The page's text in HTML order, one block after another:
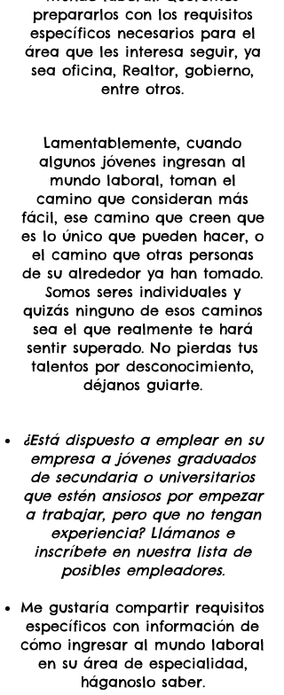
prepararlos con los requisitos
específicos necesarios para el
área que les interesa seguir, ya
sea oficina, Realtor, gobierno,
entre otros.
Lamentablemente, cuando
algunos jóvenes ingresan al
mundo laboral, toman el
camino que consideran más
fácil, ese camino que creen que
es lo único que pueden hacer, o
el camino que otras personas
de su alrededor ya han tomado.
Somos seres individuales y
quizás ninguno de esos caminos
sea el que realmente te hará
sentir superado. No pierdas tus
talentos por desconocimiento,
déjanos guiarte.
¿Está dispuesto a emplear en su
empresa a jóvenes graduados
de secundaria o universitarios
que estén ansiosos por empezar
a trabajar, pero que no tengan
experiencia? Llámanos e
inscríbete en nuestra lista de
posibles empleadores.
Me gustaría compartir requisitos
específicos con información de
cómo ingresar al mundo laboral
en su área de especialidad,
háganoslo saber.